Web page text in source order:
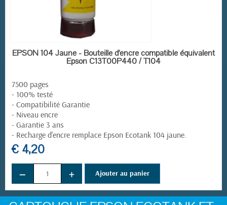
EN STOCK
EPSON 104 Jaune - Bouteille d'encre compatible équivalent
Epson C13T00P440 / T104
7500 pages
- 100% testé
- Compatibilité Garantie
- Niveau encre
- Garantie 3 ans
- Recharge d'encre remplace Epson Ecotank 104 jaune.
€ 4,20
− + Ajouter au panier